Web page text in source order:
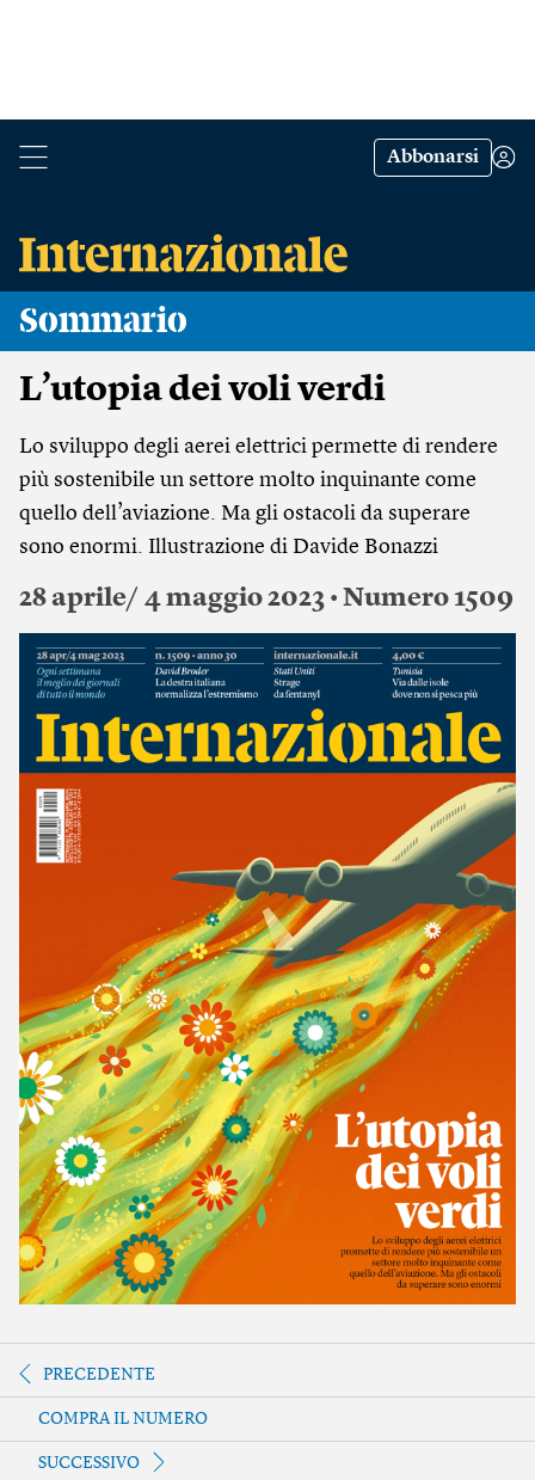
Abbonarsi
Sommario
L’utopia dei voli verdi
Lo sviluppo degli aerei elettrici permette di rendere
più sostenibile un settore molto inquinante come
quello dell’aviazione. Ma gli ostacoli da superare
sono enormi. Illustrazione di Davide Bonazzi
28 aprile/ 4 maggio 2023 • Numero 1509
PRECEDENTE
COMPRA IL NUMERO
SUCCESSIVO